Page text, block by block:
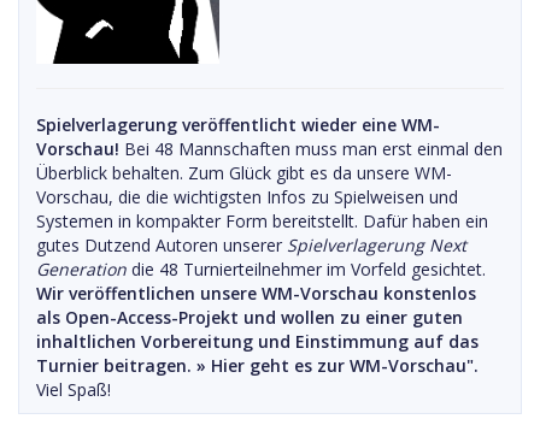
Spielverlagerung veröffentlicht wieder eine WM-
Vorschau! Bei 48 Mannschaften muss man erst einmal den
Überblick behalten. Zum Glück gibt es da unsere WM-
Vorschau, die die wichtigsten Infos zu Spielweisen und
Systemen in kompakter Form bereitstellt. Dafür haben ein
gutes Dutzend Autoren unserer Spielverlagerung Next
Generation die 48 Turnierteilnehmer im Vorfeld gesichtet.
Wir veröffentlichen unsere WM-Vorschau konstenlos
als Open-Access-Projekt und wollen zu einer guten
inhaltlichen Vorbereitung und Einstimmung auf das
Turnier beitragen. » Hier geht es zur WM-Vorschau".
Viel Spaß!